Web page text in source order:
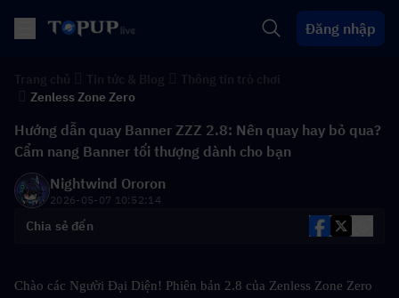
Đăng nhập
Zenless Zone Zero
Hướng dẫn quay Banner ZZZ 2.8: Nên quay hay bỏ qua?
Cẩm nang Banner tối thượng dành cho bạn
Nightwind Ororon
2026-05-07 10:52:14
Chia sẻ đến
Chào các Người Đại Diện! Phiên bản 2.8 của Zenless Zone Zero